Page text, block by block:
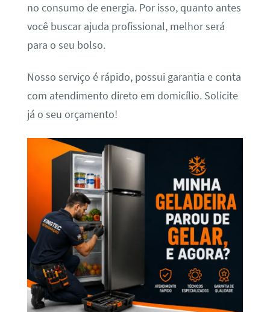
no consumo de energia. Por isso, quanto antes
você buscar ajuda profissional, melhor será
para o seu bolso.
Nosso serviço é rápido, possui garantia e conta
com atendimento direto em domicílio. Solicite
já o seu orçamento!